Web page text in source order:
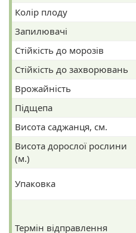
Колір плоду
Запилювачі
Стійкість до морозів
Стійкість до захворювань
Врожайність
Підщепа
Висота саджанця, см.
Висота дорослої рослини
(м.)
Упаковка
Термін відправлення